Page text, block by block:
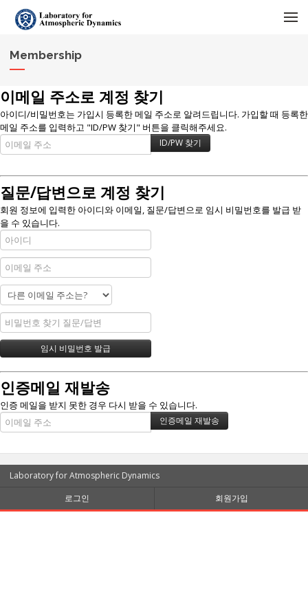
Membership
이메일 주소로 계정 찾기
아이디/비밀번호는 가입시 등록한 메일 주소로 알려드립니다. 가입할 때 등록한
메일 주소를 입력하고 "ID/PW 찾기" 버튼을 클릭해주세요.
질문/답변으로 계정 찾기
회원 정보에 입력한 아이디와 이메일, 질문/답변으로 임시 비밀번호를 발급 받
을 수 있습니다.
인증메일 재발송
인증 메일을 받지 못한 경우 다시 받을 수 있습니다.
Laboratory for Atmospheric Dynamics
로그인
회원가입